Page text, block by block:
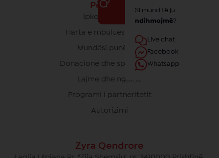
Për IPKO
Ipko - Rrethi yt
Harta e mbulueshmërisë
Mundësi punësimi
Donacione dhe sponsorime
Lajme dhe ngjarje
Programi i partneritetit
Autorizimi
Zyra Qendrore
Si mund të ju
ndihmojmë?
Live chat
Facebook
Whatsapp